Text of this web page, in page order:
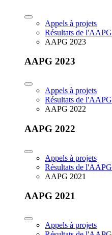
Appels à projets
Résultats de l'AAPG
AAPG 2023
AAPG 2023
Appels à projets
Résultats de l'AAPG
AAPG 2022
AAPG 2022
Appels à projets
Résultats de l'AAPG
AAPG 2021
AAPG 2021
Appels à projets